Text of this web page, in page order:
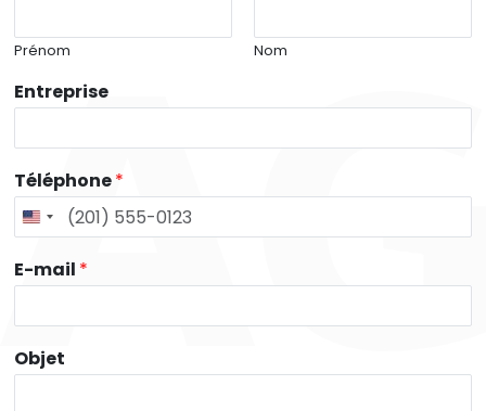
Prénom Nom
Entreprise
Téléphone*
E-mail *
Objet